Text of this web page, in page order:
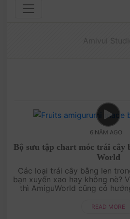
6 NĂM AGO
Bộ sưu tập chart móc trái cây
World
Các loại trái cây bằng len
bạn xuyến xao hay không nè?
thì AmiguWorld cũng có
READ MORE